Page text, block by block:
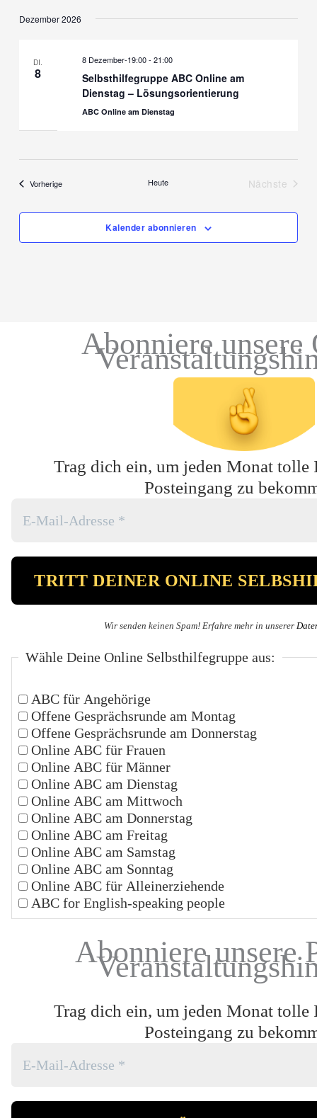
Dezember 2026
DI.
8
8 Dezember-19:00- 21:00
Selbsthilfegruppe ABC Online am
Dienstag – Lösungsorientierung
ABC Online am Dienstag
VorherigeVeranstaltungen Heute
Nächste
Kalender abonnieren
Abonniere unsere
Trag dich ein, um jeden Monat tolle
Posteingang zu
Wir senden keinen Spam! Erfahre mehr in unserer
Wähle Deine Online Selbsthilfegruppe aus:
ABC für Angehörige
Offene Gesprächsrunde am Montag
Offene Gesprächsrunde am Donnerstag
Online ABC für Frauen
Online ABC für Männer
Online ABC am Dienstag
Online ABC am Mittwoch
Online ABC am Donnerstag
Online ABC am Freitag
Online ABC am Samstag
Online ABC am Sonntag
Online ABC für Alleinerziehende
ABC for English-speaking people
Abonniere unsere
Trag dich ein, um jeden Monat tolle
Posteingang zu